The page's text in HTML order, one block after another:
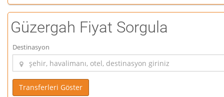
Güzergah Fiyat Sorgula
Destinasyon